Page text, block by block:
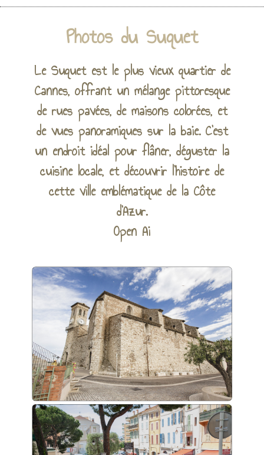
au fil du temps.
Photos du Suquet
Le Suquet est le plus vieux quartier de
Cannes, offrant un mélange pittoresque
de rues pavées, de maisons colorées, et
de vues panoramiques sur la baie. C'est
un endroit idéal pour flâner, déguster la
cuisine locale, et découvrir l'histoire de
cette ville emblématique de la Côte
d'Azur.
Open Ai